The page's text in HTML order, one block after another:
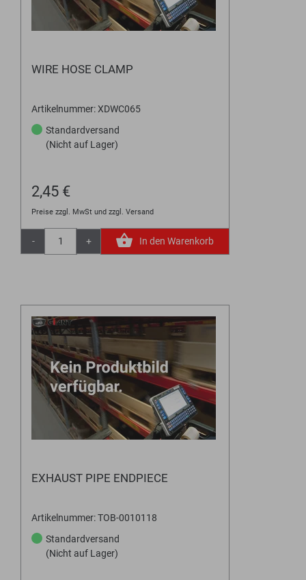
WIRE HOSE CLAMP
Artikelnummer: XDWC065
Standardversand
(Nicht auf Lager)
2,45 €
Preise zzgl. MwSt und zzgl. Versand
- + In den Warenkorb
EXHAUST PIPE ENDPIECE
Artikelnummer: TOB-0010118
Standardversand
(Nicht auf Lager)